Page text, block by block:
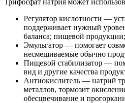
Регулятор кислотности —
поддерживает нужный
баланса; пищевой продукции;
Эмульгатор — помогает
несмешиваемые обычно
Пищевой стабилизатор —
вид и другие качества
Антиокислитель — натрий
металлов, тормозит
обесцвечивание и